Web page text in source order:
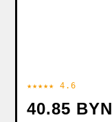
★★★★★ 4.6
40.85 BYN